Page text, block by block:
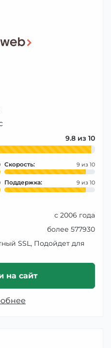
9.8
Скорость: 9
Поддержка: 9
с 2006 года
более 577930
SSL, Подойдет для
на сайт